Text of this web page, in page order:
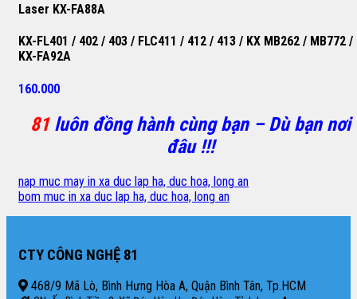
Laser KX-FA88A
KX-FL401 / 402 / 403 / FLC411 / 412 / 413 / KX MB262 / MB772 /
KX-FA92A
160.000
81 luôn đồng hành cùng bạn – Dù bạn nơi
đâu !!!
nap muc may in xa duc lap ha, duc hoa, long an
bom muc in xa duc lap ha, duc hoa, long an
CTY CÔNG NGHỆ 81
468/9 Mã Lò, Bình Hưng Hòa A, Quận Bình Tân, Tp.HCM